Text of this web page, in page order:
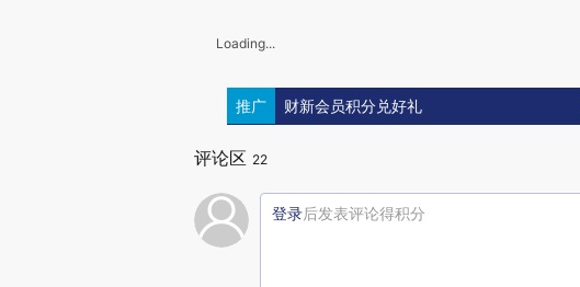
Loading...
推广 财新会员积分兑好礼
评论区 22
登录后发表评论得积分